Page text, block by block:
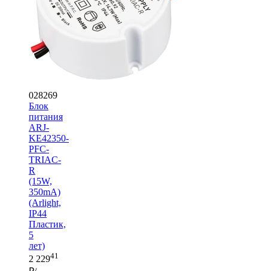
028269
Блок
питания
ARJ-
KE42350-
PFC-
TRIAC-
R
(15W,
350mA)
(Arlight,
IP44
Пластик,
5
лет)
2 22941